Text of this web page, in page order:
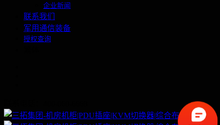
企业新闻
联系我们
军用通信装备
授权查询